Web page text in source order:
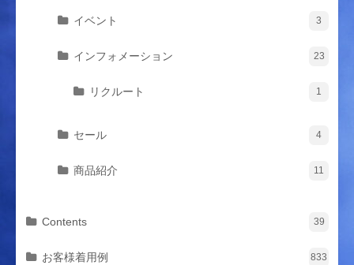
イベント 3
インフォメーション 23
リクルート 1
セール 4
商品紹介 11
Contents 39
お客様着用例 833